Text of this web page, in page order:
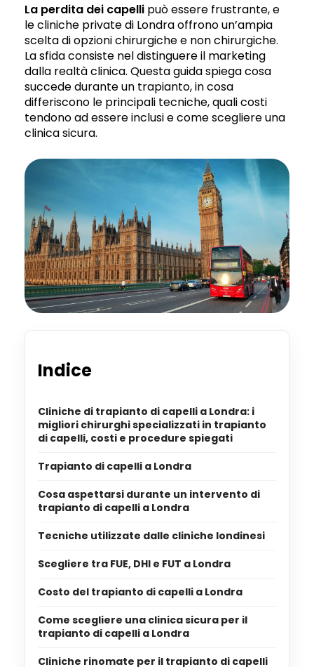
La perdita dei capelli può essere frustrante, e
le cliniche private di Londra offrono un’ampia
scelta di opzioni chirurgiche e non chirurgiche.
La sfida consiste nel distinguere il marketing
dalla realtà clinica. Questa guida spiega cosa
succede durante un trapianto, in cosa
differiscono le principali tecniche, quali costi
tendono ad essere inclusi e come scegliere una
clinica sicura.
Indice
Cliniche di trapianto di capelli a Londra: i
migliori chirurghi specializzati in trapianto
di capelli, costi e procedure spiegati
Trapianto di capelli a Londra
Cosa aspettarsi durante un intervento di
trapianto di capelli a Londra
Tecniche utilizzate dalle cliniche londinesi
Scegliere tra FUE, DHI e FUT a Londra
Costo del trapianto di capelli a Londra
Come scegliere una clinica sicura per il
trapianto di capelli a Londra
Cliniche rinomate per il trapianto di capelli